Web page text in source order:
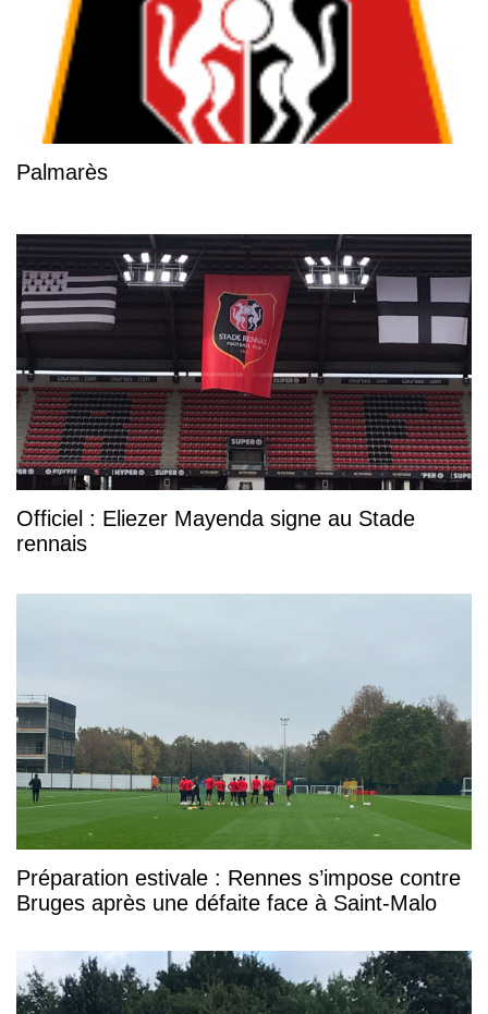
Palmarès
Officiel : Eliezer Mayenda signe au Stade
rennais
Préparation estivale : Rennes s’impose contre
Bruges après une défaite face à Saint-Malo